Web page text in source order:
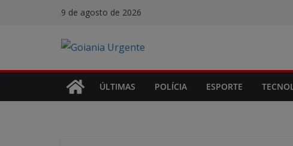
9 de agosto de 2026
ÚLTIMAS POLÍCIA ESPORTE